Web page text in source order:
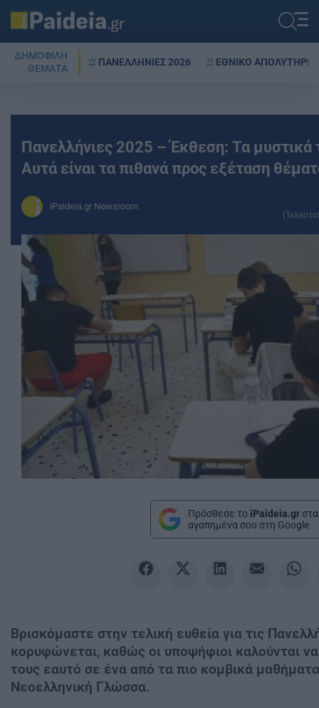
ΔΗΜΟΦΙΛΗ
ΘΕΜΑΤΑ
ΠΑΝΕΛΛΗΝΙΕΣ 2026 ΕΘΝΙΚΟ ΑΠΟΛΥΤΗΡΙΟ
Πανελλήνιες 2025 – Έκθεση: Τα μυστικά
Αυτά είναι τα πιθανά προς εξέταση
iPaideia.gr Newsroom
Πρόσθεσε το iPaideia.gr στα
αγαπημένα σου στη Google
Βρισκόμαστε στην τελική ευθεία για τις
κορυφώνεται, καθώς οι υποψήφιοι καλούνται
τους εαυτό σε ένα από τα πιο κομβικά μαθήματα
Νεοελληνική Γλώσσα.